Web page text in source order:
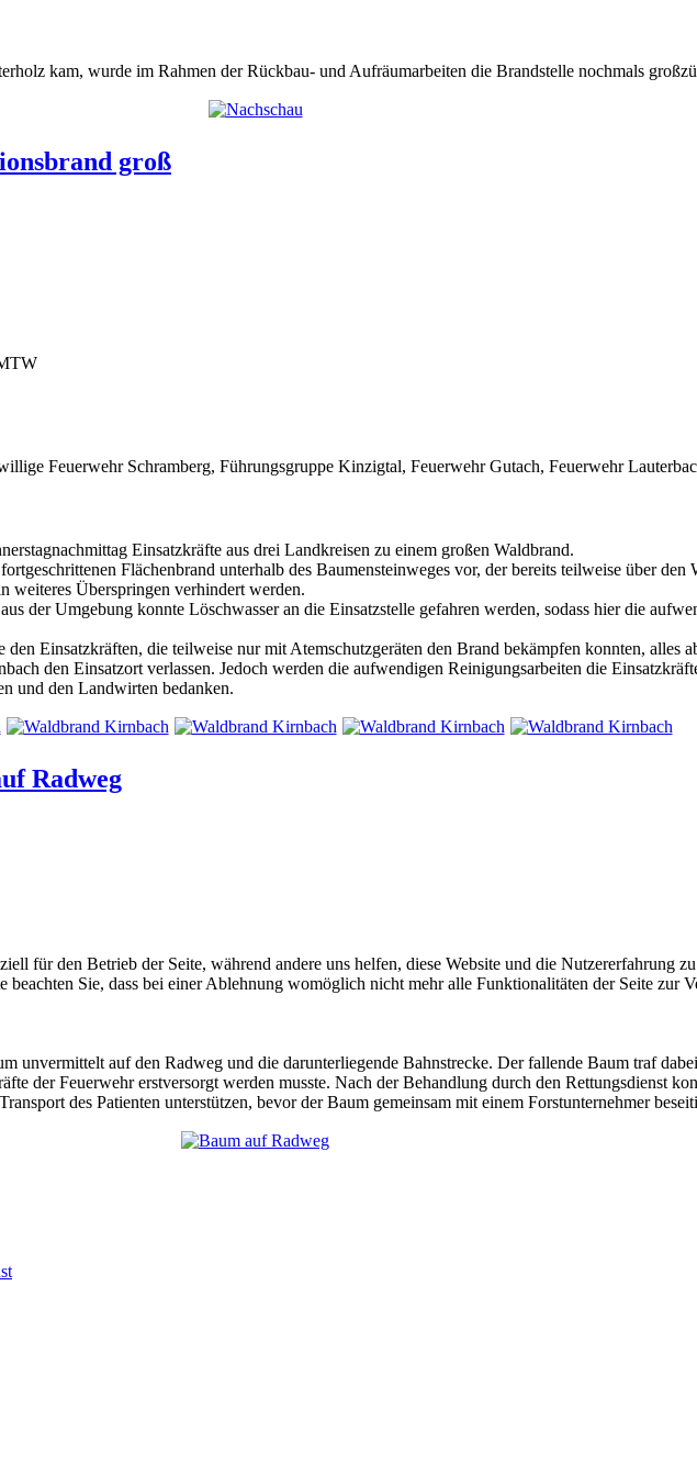
kam, wurde im Rahmen der Rückbau- und Aufräumarbeiten die Brandstelle nochmals
groß
Feuerwehr Schramberg, Führungsgruppe Kinzigtal, Feuerwehr Gutach, Feuerwehr
Einsatzkräfte aus drei Landkreisen zu einem großen Waldbrand.
Flächenbrand unterhalb des Baumensteinweges vor, der bereits teilweise über den
weiteres Überspringen verhindert werden.
der Umgebung konnte Löschwasser an die Einsatzstelle gefahren werden, sodass hier die
Einsatzkräften, die teilweise nur mit Atemschutzgeräten den Brand bekämpfen konnten, alles
den Einsatzort verlassen. Jedoch werden die aufwendigen Reinigungsarbeiten die
und den Landwirten bedanken.
Radweg
unvermittelt auf den Radweg und die darunterliegende Bahnstrecke. Der fallende Baum traf
der Feuerwehr erstversorgt werden musste. Nach der Behandlung durch den Rettungsdienst
des Patienten unterstützen, bevor der Baum gemeinsam mit einem Forstunternehmer
für den Betrieb der Seite, während andere uns helfen, diese Website und die Nutzererfahrung
beachten Sie, dass bei einer Ablehnung womöglich nicht mehr alle Funktionalitäten der Seite zur